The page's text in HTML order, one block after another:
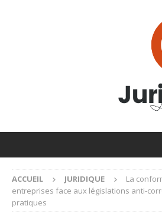
ACCUEIL JURIDIQUE
La
entreprises face aux législations anti-
pratiques